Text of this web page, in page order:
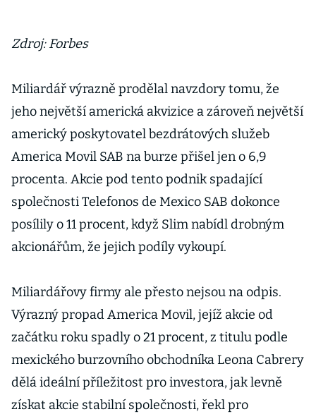
Zdroj: Forbes
Miliardář výrazně prodělal navzdory tomu, že
jeho největší americká akvizice a zároveň největší
americký poskytovatel bezdrátových služeb
America Movil SAB na burze přišel jen o 6,9
procenta. Akcie pod tento podnik spadající
společnosti Telefonos de Mexico SAB dokonce
posílily o 11 procent, když Slim nabídl drobným
akcionářům, že jejich podíly vykoupí.
Miliardářovy firmy ale přesto nejsou na odpis.
Výrazný propad America Movil, jejíž akcie od
začátku roku spadly o 21 procent, z titulu podle
mexického burzovního obchodníka Leona Cabrery
dělá ideální příležitost pro investora, jak levně
získat akcie stabilní společnosti, řekl pro